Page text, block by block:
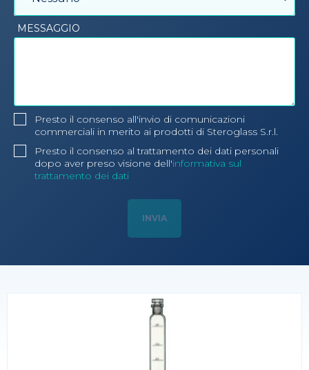
MESSAGGIO
Presto il consenso all'invio di comunicazioni
commerciali in merito ai prodotti di Steroglass S.r.l.
Presto il consenso al trattamento dei dati personali
dopo aver preso visione dell'informativa sul
trattamento dei dati